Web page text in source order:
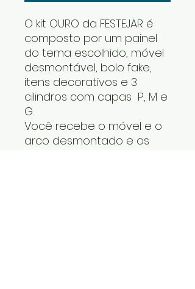
O kit OURO da FESTEJAR é
composto por um painel
do tema escolhido, móvel
desmontável, bolo fake,
itens decorativos e 3
cilindros com capas P, M e
G.
Você recebe o móvel e o
arco desmontado e os